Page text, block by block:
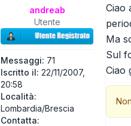
andreab
Utente
Messaggi: 71
Iscritto il: 22/11/2007,
20:58
Località:
Lombardia/Brescia
Contatta:
Contatta andreab
Ciao
Ma
Sul
Ciao